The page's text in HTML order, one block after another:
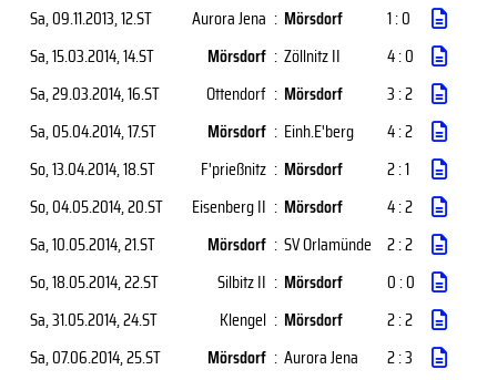
Sa, 09.11.2013, 12.ST Aurora Jena : Mörsdorf
1 : 0
Sa, 15.03.2014, 14.ST Mörsdorf : Zöllnitz II
4 : 0
Sa, 29.03.2014, 16.ST Ottendorf : Mörsdorf
3 : 2
Sa, 05.04.2014, 17.ST Mörsdorf : Einh.E'berg
4 : 2
So, 13.04.2014, 18.ST F'prießnitz : Mörsdorf
2 : 1
So, 04.05.2014, 20.ST Eisenberg II : Mörsdorf
4 : 2
Sa, 10.05.2014, 21.ST Mörsdorf : SV Orlamünde 2 : 2
So, 18.05.2014, 22.ST Silbitz II : Mörsdorf
0 : 0
Sa, 31.05.2014, 24.ST Klengel : Mörsdorf
2 : 2
Sa, 07.06.2014, 25.ST Mörsdorf : Aurora Jena 2 : 3